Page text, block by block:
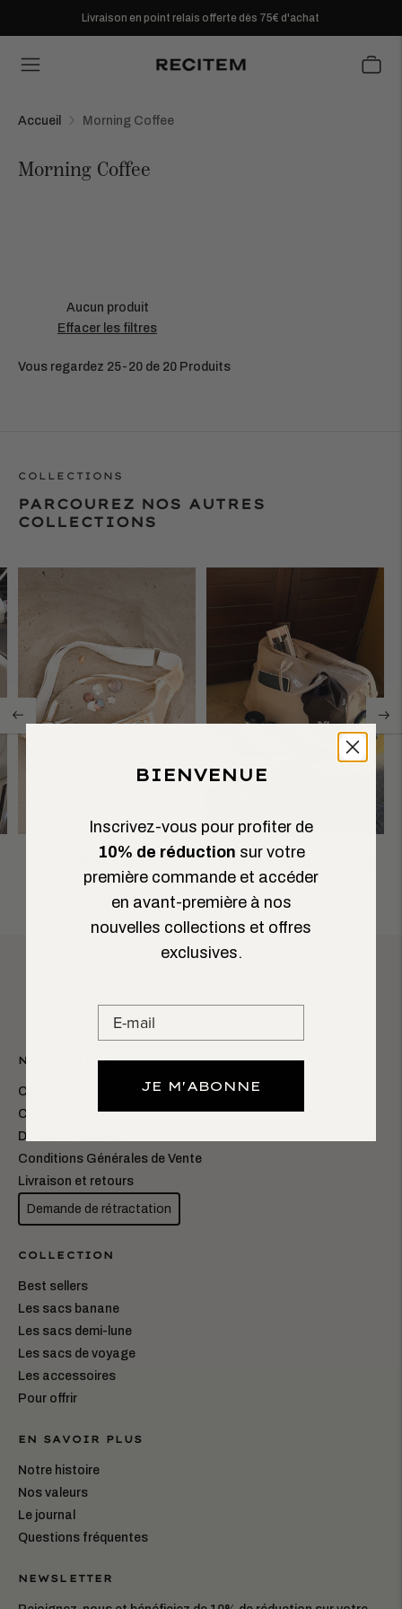
Livraison en point relais offerte dès 75€ d'achat
Accueil Morning Coffee
Morning Coffee
Aucun produit
Effacer les filtres
Vous regardez 25-20 de 20 Produits
COLLECTIONS
PARCOUREZ NOS AUTRES
COLLECTIONS
SACS BANANE SACS DE VOYAGE
NAVIGATION
Compte
Contact
Devenir revendeur
Conditions Générales de Vente
Livraison et retours
Demande de rétractation
COLLECTION
Best sellers
Les sacs banane
Les sacs demi-lune
Les sacs de voyage
Les accessoires
Pour offrir
EN SAVOIR PLUS
Notre histoire
Nos valeurs
Le journal
Questions fréquentes
NEWSLETTER
BIENVENUE
Inscrivez-vous pour profiter de
10% de réduction sur votre
première commande et accéder
en avant-première à nos
nouvelles collections et offres
exclusives.
JE M'ABONNE